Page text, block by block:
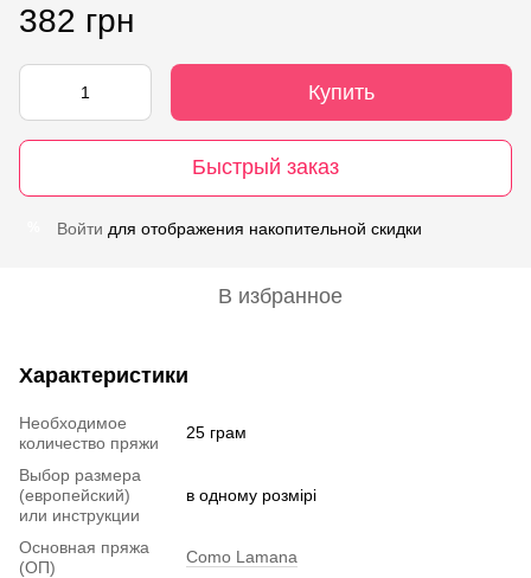
382 грн
Купить
Быстрый заказ
Войти для отображения накопительной скидки
В избранное
Характеристики
Необходимое
количество пряжи
25 грам
Выбор размера
(европейский)
или инструкции
в одному розмірі
Основная пряжа
(ОП)
Como Lamana